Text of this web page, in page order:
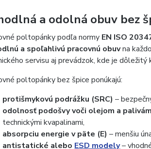
a odolná obuv bez
poltopánky podľa normy EN ISO
a spoľahlivú pracovnú obuvna
servisu aj prevádzok, kde je
poltopánky bez špice ponúkajú:
protišmykovú podrážku (SRC) –
odolnosť podošvy voči olejom a
technickými kvapalinami,
absorpciu energie v päte (E) – menšiu
antistatické alebo ESD modely–